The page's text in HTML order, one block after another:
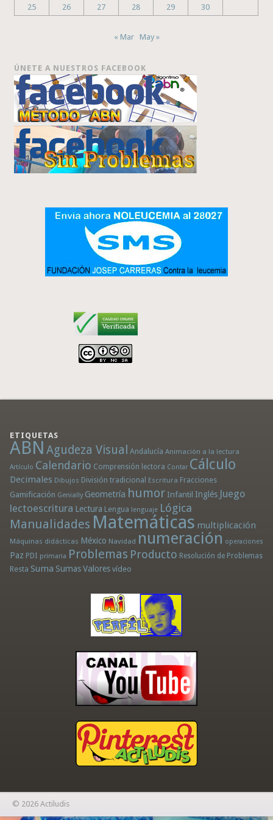
25
26 27 28 29 30
« Mar May »
ÚNETE A NUESTROS FACEBOOK
ETIQUETAS
ABN Agudeza Visual Andalucía Animación a la lectura
Artículo Calendario Comprensión lectora Contar Cálculo
Decimales Dibujos División tradicional Escritura Fracciones
Gamificación Genially Geometría humor Infantil Inglés Juego
lectoescritura Lectura Lengua lenguaje Lógica
Manualidades Matemáticas multiplicación
Máquinas didácticas México Navidad numeración operaciones
Paz PDI primaria Problemas Producto Resolución de Problemas
Resta Suma Sumas Valores vídeo
© 2026 Actiludis